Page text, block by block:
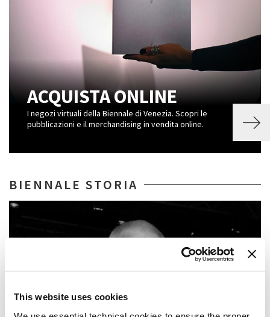
This website uses cookies
ACQUISTA ONLINE
I negozi virtuali della Biennale di Venezia. Scopri le
pubblicazioni e il merchandising in vendita online.
BIENNALE STORIA